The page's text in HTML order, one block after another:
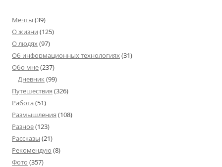
Мечты (39)
О жизни (125)
О людях(97)
Об информационных технологиях(31)
Обо мне(237)
Дневник(99)
Путешествия (326)
Работа (51)
Размышления (108)
Разное(123)
Рассказы (21)
Рекомендую (8)
Фото (357)